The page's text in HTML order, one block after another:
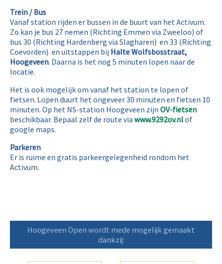
- Prijzenschema
Resultaten
- Toernooibase
- FMJD-
results
Live-
Partijen
Jeugdtoernooi
Trein / Bus
Vanaf station rijden er bussen in de buurt van het Activum.
Zo kan je bus 27 nemen (Richting Emmen via Zweeloo) of
bus 30 (Richting Hardenberg via Slagharen) en 33 (Richting
Coevorden) en uitstappen bij Halte Wolfsbosstraat,
Hoogeveen. Daarna is het nog 5 minuten lopen naar de
locatie.
Het is ook mogelijk om vanaf het station te lopen of
fietsen. Lopen duurt het ongeveer 30 minuten en fietsen 10
minuten. Op het NS-station Hoogeveen zijn OV-fietsen
beschikbaar. Bepaal zelf de route via www.9292ov.nlof
google maps.
Parkeren
Er is ruime en gratis parkeergelegenheid rondom het
Activum.
Hoogeveen Open wordt mede mogelijk gemaakt
dankzij: